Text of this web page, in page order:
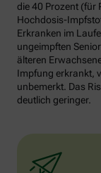
die 40 Prozent (für
Hochdosis-
Erkranken im
ungeimpften
älteren
Impfung erkrankt,
unbemerkt. Das
deutlich geringer.